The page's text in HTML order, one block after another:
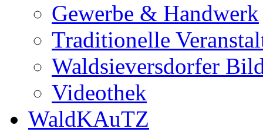
Gewerbe & Handwerk
Traditionelle
Waldsieversdorfer
Videothek
WaldKAuTZ